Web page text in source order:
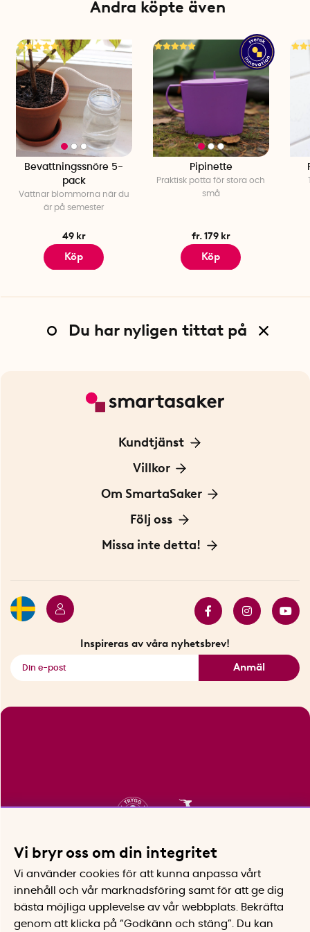
Andra köpte även
Bevattningssnöre 5-
pack
Vattnar blommorna när du
är på semester
49 kr
Köp
Pipinette
Praktisk potta för stora och
små
fr. 179 kr
Köp
Du har nyligen tittat på
Kundtjänst
Kontakta oss
För Företag
Villkor
Frakt och leverans
Personuppgiftspolicy
Om SmartaSaker
Om oss
Vår historia
Följ oss
Blogg: Smarta tips
Missa inte detta!
Inspireras av våra nyhetsbrev!
Anmäl
Vi bryr oss om din integritet
Vi använder cookies för att kunna anpassa vårt
innehåll och vår marknadsföring samt för att ge dig
bästa möjliga upplevelse av vår webbplats.
Bekräfta
genom att klicka på “Godkänn och stäng”. Du kan